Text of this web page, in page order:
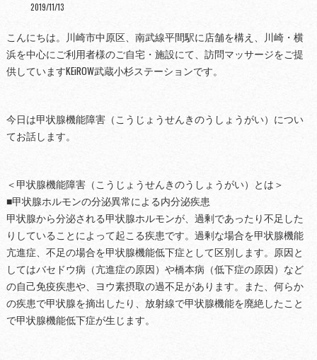
2019/11/13
こんにちは。川崎市中原区、南武線平間駅に店舗を構え、川崎・横
浜を中心にご利用者様のご自宅・施設にて、訪問マッサージをご提
供していますKEiROW武蔵小杉ステーションです。
今日は甲状腺機能障害（こうじょうせんきのうしょうがい）につい
てお話します。
＜甲状腺機能障害（こうじょうせんきのうしょうがい）とは＞
■甲状腺ホルモンの分泌異常による内分泌疾患
甲状腺から分泌される甲状腺ホルモンが、過剰であったり不足した
りしていることによって起こる疾患です。過剰な場合を甲状腺機能
亢進症、不足の場合を甲状腺機能低下症として区別します。原因と
してはバセドウ病（亢進症の原因）や橋本病（低下症の原因）など
の自己免疫疾患や、ヨウ素摂取の過不足があります。また、何らか
の疾患で甲状腺を摘出したり、放射線で甲状腺機能を廃絶したこと
で甲状腺機能低下症が生じます。